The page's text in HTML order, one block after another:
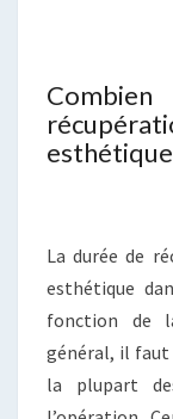
esthétique
La durée de
esthétique
fonction de
général, il faut
la plupart